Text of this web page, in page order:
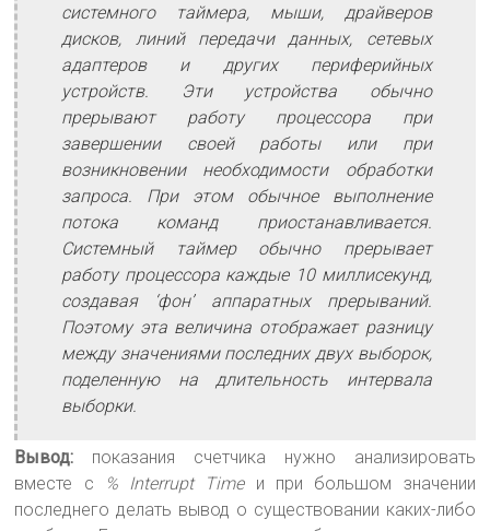
системного таймера, мыши, драйверов
дисков, линий передачи данных, сетевых
адаптеров и других периферийных
устройств. Эти устройства обычно
прерывают работу процессора при
завершении своей работы или при
возникновении необходимости обработки
запроса. При этом обычное выполнение
потока команд приостанавливается.
Системный таймер обычно прерывает
работу процессора каждые 10 миллисекунд,
создавая ‘фон’ аппаратных прерываний.
Поэтому эта величина отображает разницу
между значениями последних двух выборок,
поделенную на длительность интервала
выборки.
Вывод: показания счетчика нужно анализировать
вместе с
% Interrupt Timeи при большом значении
последнего делать вывод о существовании каких-либо